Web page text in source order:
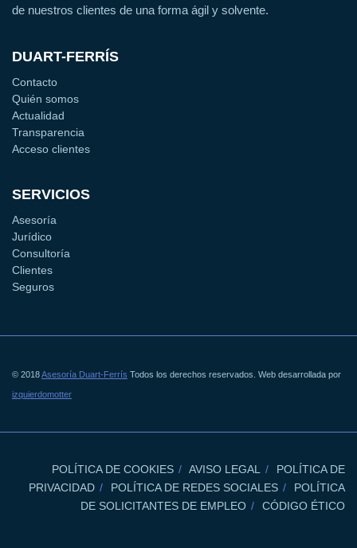
de nuestros clientes de una forma ágil y solvente.
DUART-FERRÍS
Contacto
Quién somos
Actualidad
Transparencia
Acceso clientes
SERVICIOS
Asesoría
Jurídico
Consultoría
Clientes
Seguros
© 2018Asesoría Duart-Ferrís Todos los derechos reservados. Web desarrollada por
izquierdomotter
POLÍTICA DE COOKIES AVISO LEGAL
POLÍTICA DE
PRIVACIDAD
POLÍTICA DE REDES SOCIALES
POLÍTICA
DE SOLICITANTES DE EMPLEO
CÓDIGO ÉTICO